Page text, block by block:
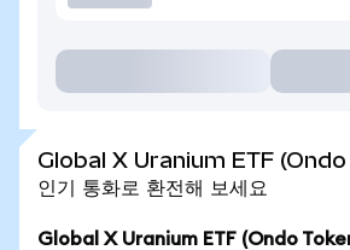
Global X Uranium ETF
인기 통화로 환전해 보세요
Global X Uranium ETF (Ondo